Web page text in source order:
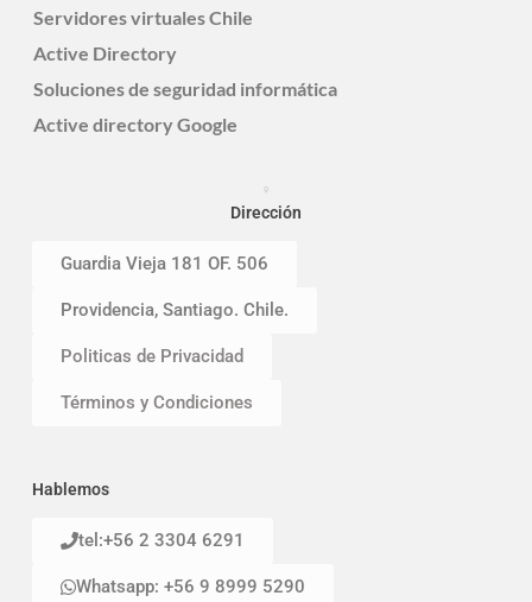
Servidores virtuales Chile
Active Directory
Soluciones de seguridad informática
Active directory Google
Dirección
Guardia Vieja 181 OF. 506
Providencia, Santiago. Chile.
Politicas de Privacidad
Términos y Condiciones
Hablemos
tel:+56 2 3304 6291
Whatsapp: +56 9 8999 5290